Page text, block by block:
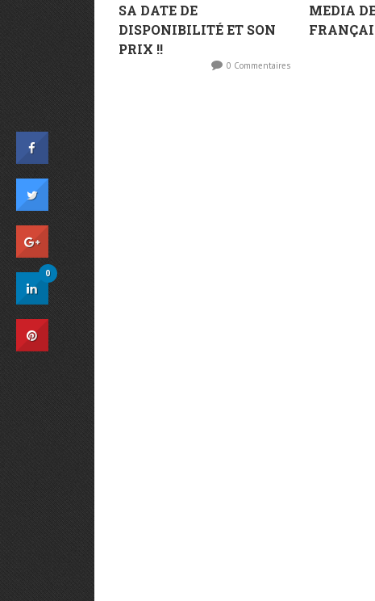
SA DATE DE
DISPONIBILITÉ ET SON
PRIX !!
0 Commentaires
MEDIA
0